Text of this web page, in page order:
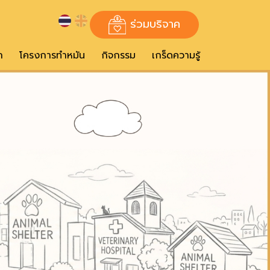
ร่วมบริจาค
โครงการทำหมัน กิจกรรม เกร็ดความรู้